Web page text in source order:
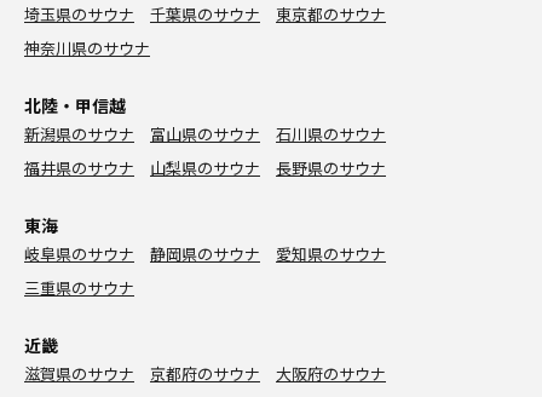
埼玉県のサウナ
千葉県のサウナ
東京都のサウナ
神奈川県のサウナ
北陸・甲信越
新潟県のサウナ 富山県のサウナ
石川県のサウナ
福井県のサウナ
山梨県のサウナ 長野県のサウナ
東海
岐阜県のサウナ 静岡県のサウナ
愛知県のサウナ
三重県のサウナ
近畿
滋賀県のサウナ 京都府のサウナ
大阪府のサウナ